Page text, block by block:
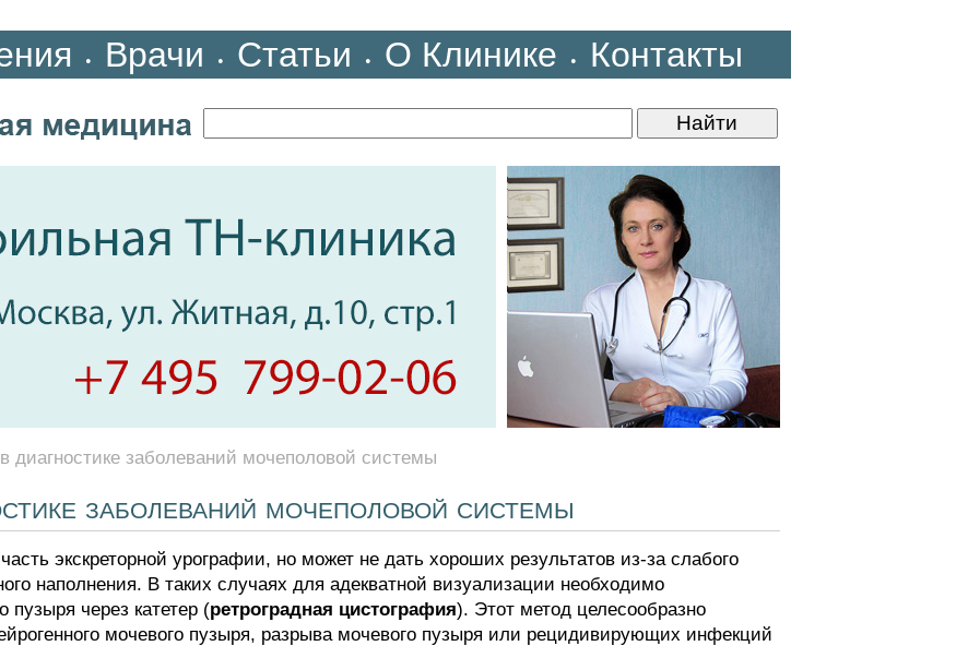
• Врачи • Статьи • О Клинике • Контакты
диагностике заболеваний мочеполовой системы
заболеваний мочеполовой системы
экскреторной урографии, но может не дать хороших результатов из-за слабого
наполнения. В таких случаях для адекватной визуализации необходимо
пузыря через катетер (ретроградная цистография). Этот метод целесообразно
мочевого пузыря, разрыва мочевого пузыря или рецидивирующих инфекций